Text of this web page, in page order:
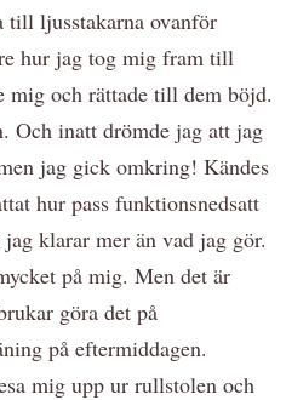
till ljusstakarna ovanför
hur jag tog mig fram till
mig och rättade till dem böjd.
Och inatt drömde jag att jag
jag gick omkring! Kändes
hur pass funktionsnedsatt
klarar mer än vad jag gör.
på mig. Men det är
göra det på
på eftermiddagen.
mig upp ur rullstolen och